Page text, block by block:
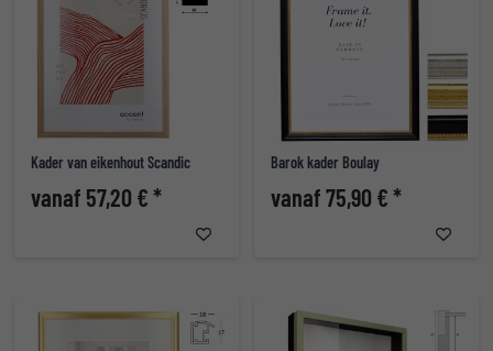
Kader van eikenhout Scandic
vanaf 57,20 € *
Barok kader Boulay
vanaf 75,90 € *